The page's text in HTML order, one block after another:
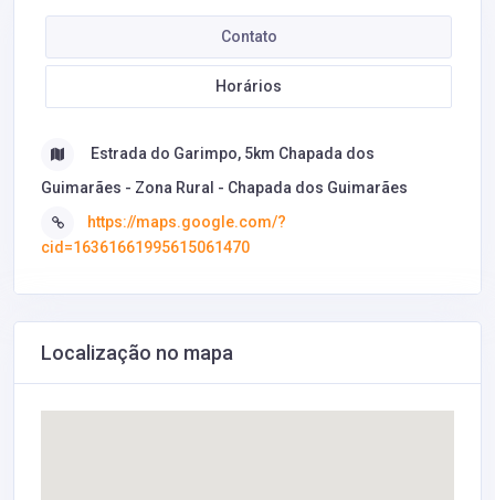
Contato
Horários
Estrada do Garimpo, 5km Chapada dos
Guimarães - Zona Rural - Chapada dos Guimarães
https://maps.google.com/?
cid=16361661995615061470
Localização no mapa